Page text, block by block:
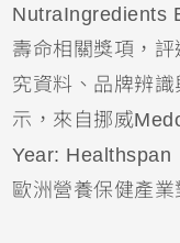
NutraIngredients
壽命相關獎項，
究資料、品牌辨
示，來自挪威
Year: Healthspan
歐洲營養保健產業